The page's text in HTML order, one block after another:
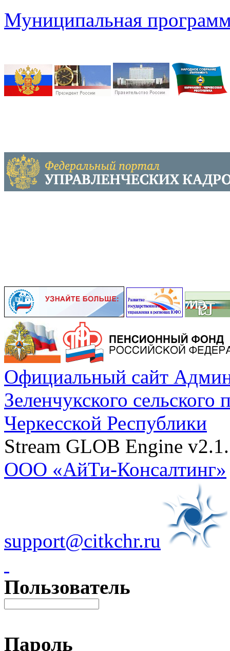
Муниципальная
Официальный сайт
Зеленчукского сельского
Черкесской Республики
Stream GLOB Engine v2.1.
ООО «АйТи-Консалтинг»
support@citkchr.ru
Пользователь
Пароль